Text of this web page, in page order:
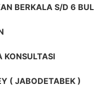
BERKALA S/D 6
KONSULTASI
( JABODETABEK )